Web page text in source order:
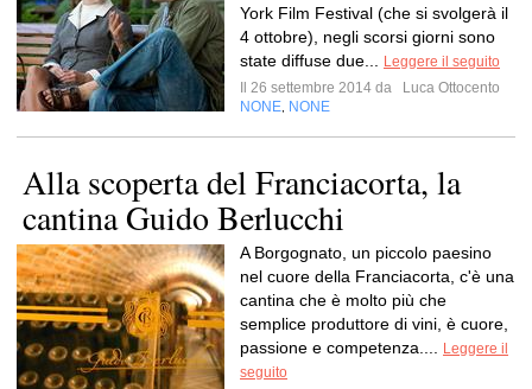
York Film Festival (che si svolgerà il
4 ottobre), negli scorsi giorni sono
state diffuse due...
Leggere il seguito
Il 26 settembre 2014 da
Luca Ottocento
NONE NONE
Alla scoperta del Franciacorta, la
cantina Guido Berlucchi
A Borgognato, un piccolo paesino
nel cuore della Franciacorta, c'è una
cantina che è molto più che
semplice produttore di vini, è cuore,
passione e competenza....
Leggere il
seguito